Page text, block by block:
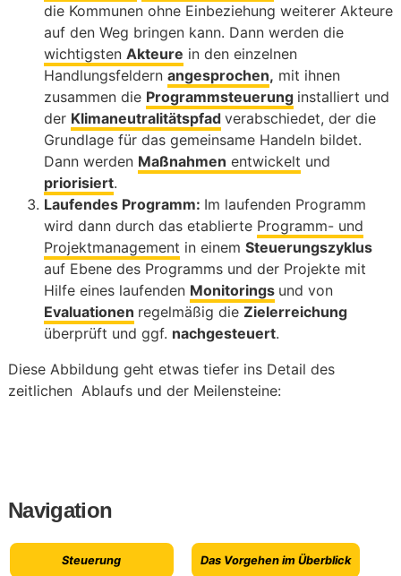
die Kommunen ohne Einbeziehung weiterer Akteure
auf den Weg bringen kann. Dann werden die
wichtigsten Akteure in den einzelnen
Handlungsfeldern angesprochen, mit ihnen
zusammen die Programmsteuerung installiert und
der Klimaneutralitätspfad verabschiedet, der die
Grundlage für das gemeinsame Handeln bildet.
Dann werden Maßnahmen entwickelt und
priorisiert.
Laufendes Programm: Im laufenden Programm
wird dann durch das etablierte Programm- und
Projektmanagement in einem Steuerungszyklus
auf Ebene des Programms und der Projekte mit
Hilfe eines laufenden Monitorings und von
Evaluationen regelmäßig die Zielerreichung
überprüft und ggf. nachgesteuert.
Diese Abbildung geht etwas tiefer ins Detail des
zeitlichen Ablaufs und der Meilensteine:
Navigation
Steuerung Das Vorgehen im Überblick